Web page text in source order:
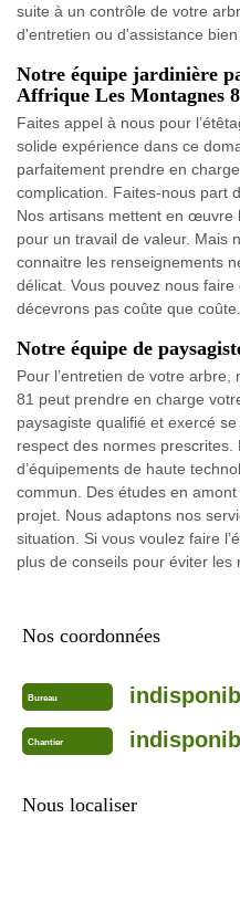
suite à un contrôle de votre
d'entretien ou d'assistance
Notre équipe jardinière
Affrique Les Montagnes
Faites appel à nous pour
solide expérience dans ce
parfaitement prendre en
complication. Faites-nous part
Nos artisans mettent en œuvre
pour un travail de valeur. Mais
connaitre les renseignements
délicat. Vous pouvez nous
décevrons pas coûte que coûte.
Notre équipe de
Pour l’entretien de votre
81 peut prendre en charge
paysagiste qualifié et exercé
respect des normes prescrites.
d’équipements de haute
commun. Des études en
projet. Nous adaptons nos
situation. Si vous voulez faire
plus de conseils pour éviter les
Nos coordonnées
Bureau
Chantier
Nous localiser